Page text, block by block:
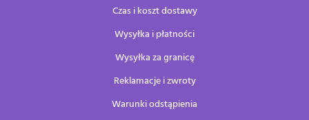
Czas i koszt dostawy
Wysyłka i płatności
Wysyłka za granicę
Reklamacje i zwroty
Warunki odstąpienia